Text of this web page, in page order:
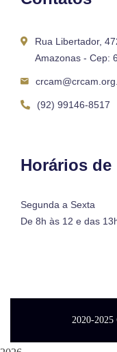
Rua Libertador,
Amazonas - Cep:
(92) 99146-8517
Horários
Segunda a Sexta
De 8h às 12 e das
2020-2025